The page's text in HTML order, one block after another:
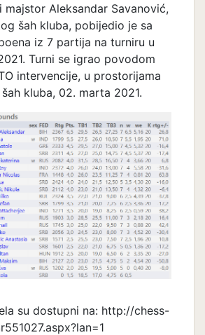
majstor Aleksandar Savanović,
šah kluba, pobijedio je sa
iz 7 partija na turniru u
Turni se igrao povodom
intervencije, u prostorijama
kluba, 02. marta 2021.
su dostupni na: http://chess-